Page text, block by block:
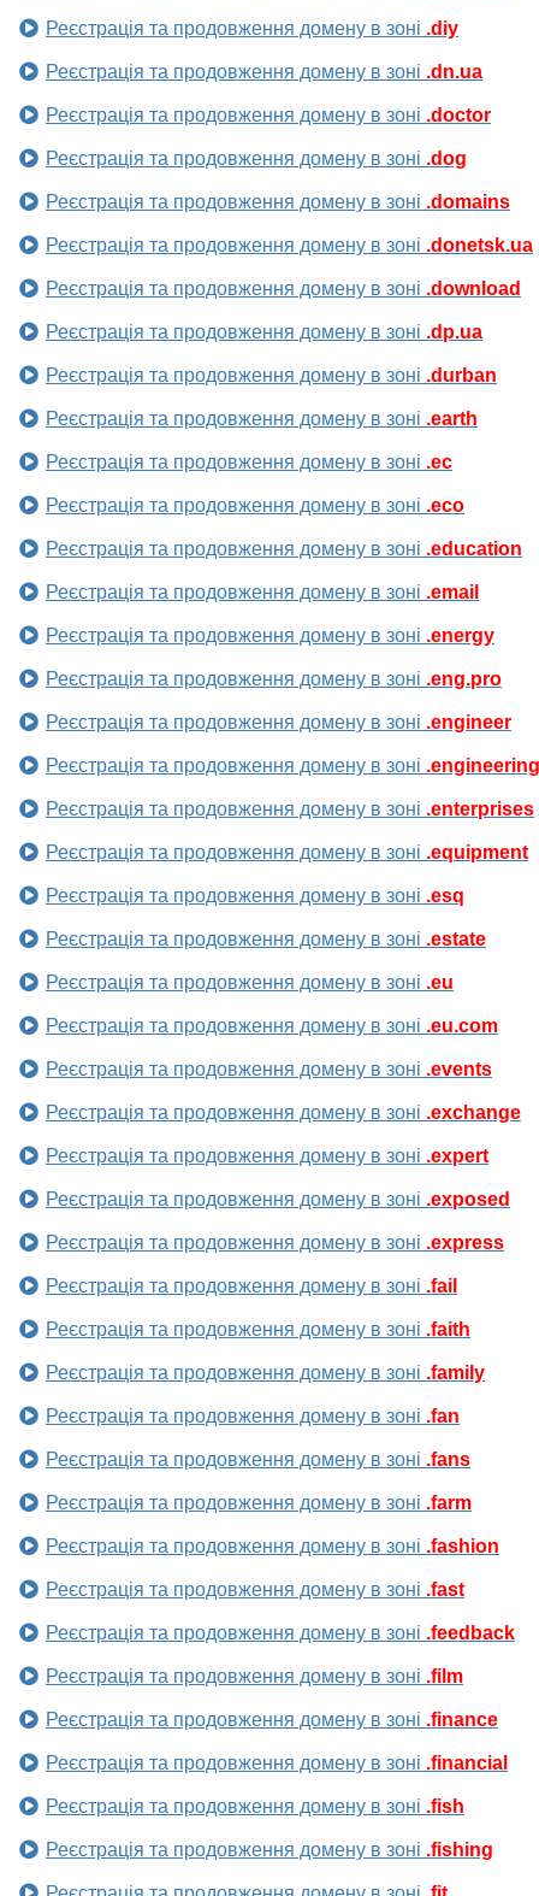
Реєстрація та продовження домену в зоні .diy
Реєстрація та продовження домену в зоні .dn.ua
Реєстрація та продовження домену в зоні .doctor
Реєстрація та продовження домену в зоні .dog
Реєстрація та продовження домену в зоні .domains
Реєстрація та продовження домену в зоні .donetsk.ua
Реєстрація та продовження домену в зоні .download
Реєстрація та продовження домену в зоні .dp.ua
Реєстрація та продовження домену в зоні .durban
Реєстрація та продовження домену в зоні .earth
Реєстрація та продовження домену в зоні .ec
Реєстрація та продовження домену в зоні .eco
Реєстрація та продовження домену в зоні .education
Реєстрація та продовження домену в зоні .email
Реєстрація та продовження домену в зоні .energy
Реєстрація та продовження домену в зоні .eng.pro
Реєстрація та продовження домену в зоні .engineer
Реєстрація та продовження домену в зоні .engineering
Реєстрація та продовження домену в зоні .enterprises
Реєстрація та продовження домену в зоні .equipment
Реєстрація та продовження домену в зоні .esq
Реєстрація та продовження домену в зоні .estate
Реєстрація та продовження домену в зоні .eu
Реєстрація та продовження домену в зоні .eu.com
Реєстрація та продовження домену в зоні .events
Реєстрація та продовження домену в зоні .exchange
Реєстрація та продовження домену в зоні .expert
Реєстрація та продовження домену в зоні .exposed
Реєстрація та продовження домену в зоні .express
Реєстрація та продовження домену в зоні .fail
Реєстрація та продовження домену в зоні .faith
Реєстрація та продовження домену в зоні .family
Реєстрація та продовження домену в зоні .fan
Реєстрація та продовження домену в зоні .fans
Реєстрація та продовження домену в зоні .farm
Реєстрація та продовження домену в зоні .fashion
Реєстрація та продовження домену в зоні .fast
Реєстрація та продовження домену в зоні .feedback
Реєстрація та продовження домену в зоні .film
Реєстрація та продовження домену в зоні .finance
Реєстрація та продовження домену в зоні .financial
Реєстрація та продовження домену в зоні .fish
Реєстрація та продовження домену в зоні .fishing